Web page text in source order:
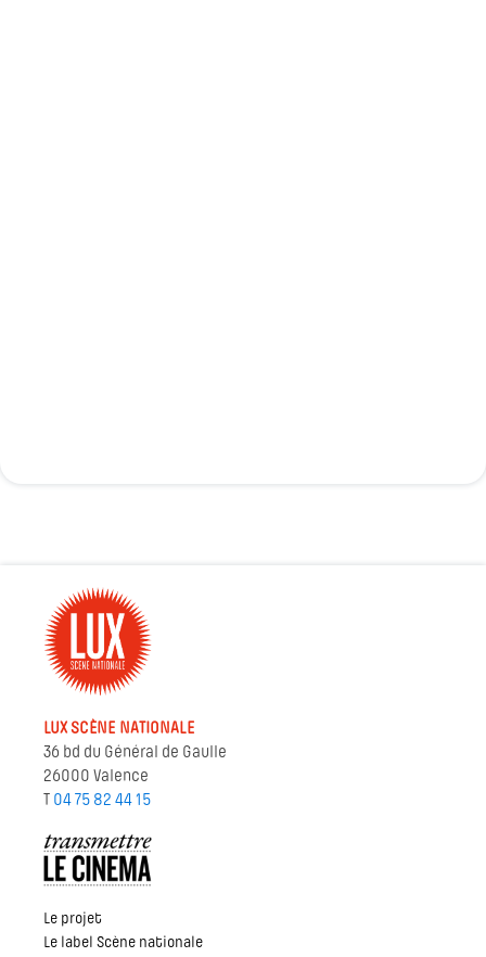
LUX SCÈNE NATIONALE
36 bd du Général de Gaulle
26000 Valence
T 04 75 82 44 15
Le projet
Le label Scène nationale